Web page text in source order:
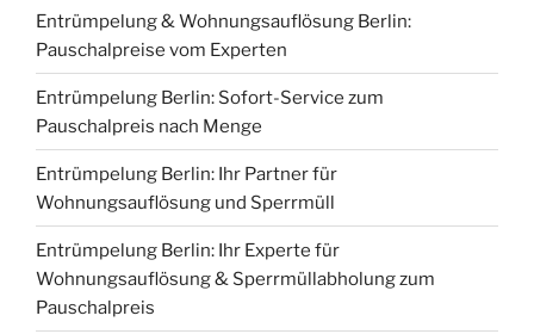
Entrümpelung & Wohnungsauflösung Berlin:
Pauschalpreise vom Experten
Entrümpelung Berlin: Sofort-Service zum
Pauschalpreis nach Menge
Entrümpelung Berlin: Ihr Partner für
Wohnungsauflösung und Sperrmüll
Entrümpelung Berlin: Ihr Experte für
Wohnungsauflösung & Sperrmüllabholung zum
Pauschalpreis